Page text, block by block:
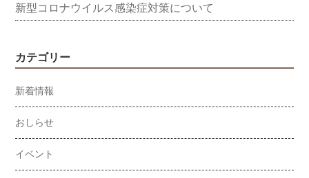
新型コロナウイルス感染症対策について
カテゴリー
新着情報
おしらせ
イベント